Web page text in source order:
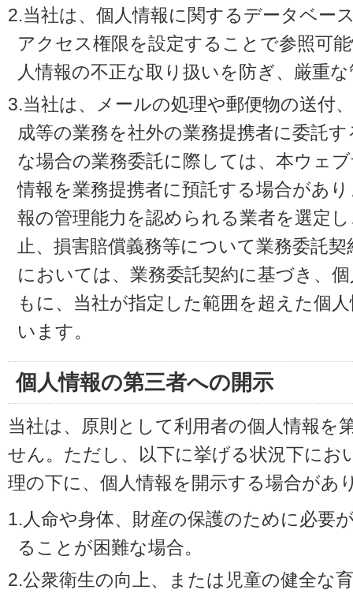
2.当社は、個人情報に関するデータベー
アクセス権限を設定することで参照可
人情報の不正な取り扱いを防ぎ、厳重
3.当社は、メールの処理や郵便物の送付
成等の業務を社外の業務提携者に委託
な場合の業務委託に際しては、本ウェ
情報を業務提携者に預託する場合があ
報の管理能力を認められる業者を選定
止、損害賠償義務等について業務委託
においては、業務委託契約に基づき、
もに、当社が指定した範囲を超えた個
います。
個人情報の第三者への開示
当社は、原則として利用者の個人情報を
せん。ただし、以下に挙げる状況下にお
理の下に、個人情報を開示する場合があ
1.人命や身体、財産の保護のために必要
ることが困難な場合。
2.公衆衛生の向上、または児童の健全な